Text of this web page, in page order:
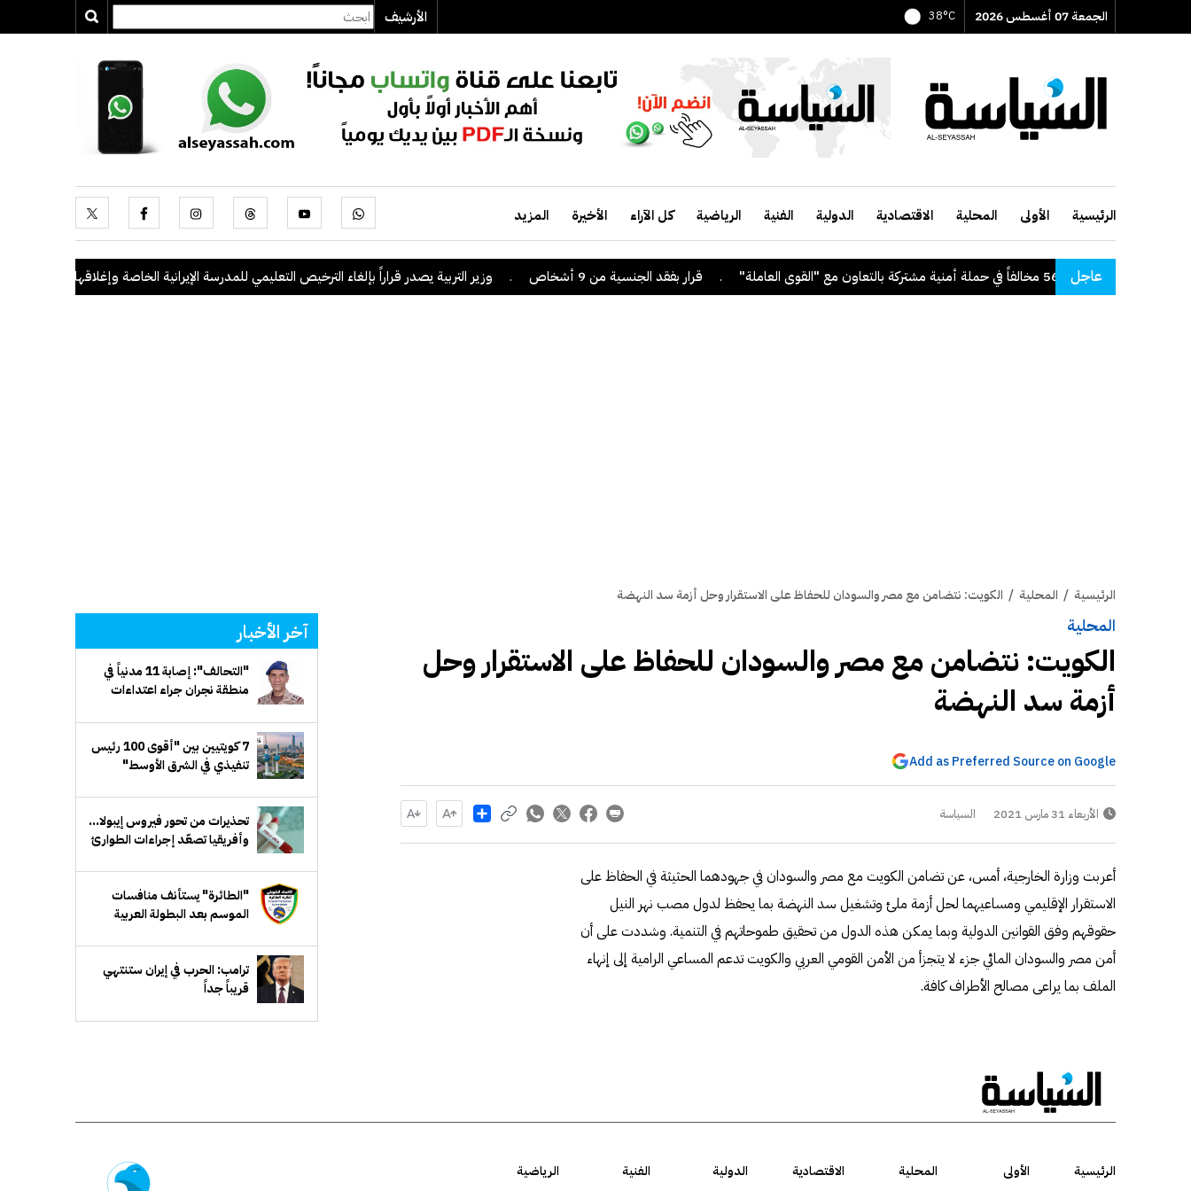
الجمعة 07 أغسطس 2026 38°C الأرشيف
الرئيسية الأولى المحلية الاقتصادية الدولية الفنية الرياضية كل الآراء الأخيرة المزيد
عاجل"الداخلية": ضبط 56 مخالفاً في حملة أمنية مشتركة بالتعاون مع "القوى العاملة" . قرار بفقد الجنسية من 9 أشخاص . وزير التربية يصدر قراراً بإلغاء الترخيص التعليمي للمدرسة الإيرانية الخاصة وإغلاقها .
الرئيسية / المحلية / الكويت: نتضامن مع مصر والسودان للحفاظ على الاستقرار وحل أزمة سد النهضة
المحلية
الكويت: نتضامن مع مصر والسودان للحفاظ على الاستقرار وحل
أزمة سد النهضة
Add as Preferred Source on Google
الأربعاء 31 مارس 2021 السياسة Share
أعربت وزارة الخارجية، أمس، عن تضامن الكويت مع مصر والسودان في جهودهما الحثيثة في الحفاظ على
الاستقرار الإقليمي ومساعيهما لحل أزمة ملئ وتشغيل سد النهضة بما يحفظ لدول مصب نهر النيل
حقوقهم وفق القوانين الدولية وبما يمكن هذه الدول من تحقيق طموحاتهم في التنمية. وشددت على أن
أمن مصر والسودان المائي جزء لا يتجزأ من الأمن القومي العربي والكويت تدعم المساعي الرامية إلى إنهاء
الملف بما يراعى مصالح الأطراف كافة.
آخر الأخبار
"التحالف": إصابة 11 مدنياً في
منطقة نجران جراء اعتداءات
7 كويتيين بين "أقوى 100 رئيس
تنفيذي في الشرق الأوسط"
تحذيرات من تحور فيروس إيبولا...
وأفريقيا تصعّد إجراءات الطوارئ
"الطائرة" يستأنف منافسات
الموسم بعد البطولة العربية
ترامب: الحرب في إيران ستنتهي
قريباً جداً
الرئيسية الأولى المحلية الاقتصادية الدولية الفنية
الرياضية